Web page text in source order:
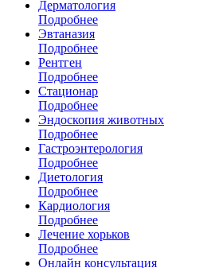
Дерматология
Подробнее
Эвтаназия
Подробнее
Рентген
Подробнее
Стационар
Подробнее
Эндоскопия животных
Подробнее
Гастроэнтерология
Подробнее
Диетология
Подробнее
Кардиология
Подробнее
Лечение хорьков
Подробнее
Онлайн консультация